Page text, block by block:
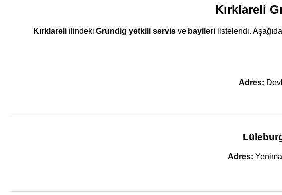
Kırklareli
Kırklareli ilindeki Grundig yetkili servis ve bayileri listelendi.
Adres:
Adres: